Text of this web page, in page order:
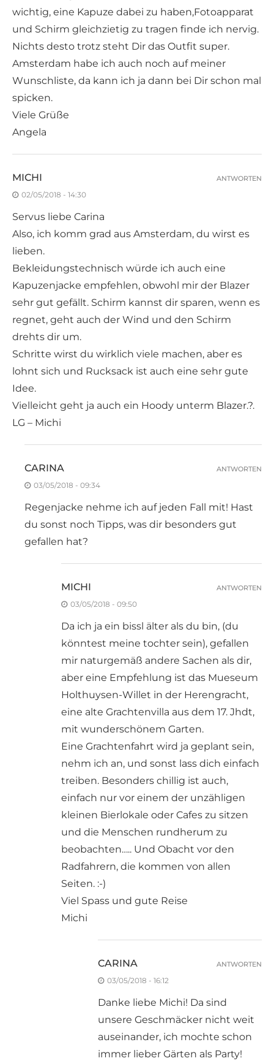
wichtig, eine Kapuze dabei zu haben,Fotoapparat
und Schirm gleichzietig zu tragen finde ich nervig.
Nichts desto trotz steht Dir das Outfit super.
Amsterdam habe ich auch noch auf meiner
Wunschliste, da kann ich ja dann bei Dir schon mal
spicken.
Viele Grüße
Angela
MICHI
02/05/2018 - 14:30
Servus liebe Carina
Also, ich komm grad aus Amsterdam, du wirst es
lieben.
Bekleidungstechnisch würde ich auch eine
Kapuzenjacke empfehlen, obwohl mir der Blazer
sehr gut gefällt. Schirm kannst dir sparen, wenn es
regnet, geht auch der Wind und den Schirm
drehts dir um.
Schritte wirst du wirklich viele machen, aber es
lohnt sich und Rucksack ist auch eine sehr gute
Idee.
Vielleicht geht ja auch ein Hoody unterm Blazer.?.
LG – Michi
ANTWORTEN
CARINA
03/05/2018 - 09:34
Regenjacke nehme ich auf jeden Fall mit! Hast
du sonst noch Tipps, was dir besonders gut
gefallen hat?
ANTWORTEN
MICHI
03/05/2018 - 09:50
Da ich ja ein bissl älter als du bin, (du
könntest meine tochter sein), gefallen
mir naturgemäß andere Sachen als dir,
aber eine Empfehlung ist das Mueseum
Holthuysen-Willet in der Herengracht,
eine alte Grachtenvilla aus dem 17. Jhdt,
mit wunderschönem Garten.
Eine Grachtenfahrt wird ja geplant sein,
nehm ich an, und sonst lass dich einfach
treiben. Besonders chillig ist auch,
einfach nur vor einem der unzähligen
kleinen Bierlokale oder Cafes zu sitzen
und die Menschen rundherum zu
beobachten….. Und Obacht vor den
Radfahrern, die kommen von allen
Seiten. :-)
Viel Spass und gute Reise
Michi
ANTWORTEN
CARINA
03/05/2018 - 16:12
Danke liebe Michi! Da sind
unsere Geschmäcker nicht weit
auseinander, ich mochte schon
immer lieber Gärten als Party!
ANTWORTEN